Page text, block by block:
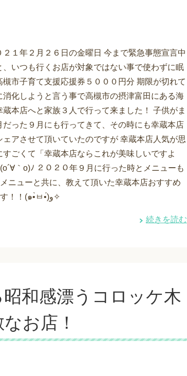
２１年２月２６日の金曜日 今まで緊急事態宣言中
、いつも行くお店が対象ではない事で使わずに眠
槻市子育て支援応援券５０００円分 期限が切れて
消化しようと言う事で高槻市の摂津富田にある海
蔵本店へと家族３人で行って来ました！ 子供がま
だった９月にも行ってきて、その時にも幸蔵本店
ェアさせて頂いていたのですが 幸蔵本店人気が思
すごくて「幸蔵本店ならこれが美味しいですよ
｀o)ﾉ ２０２０年９月に行った時とメニューも
ニューと共に、教えて頂いた幸蔵本店おすすめ
メニュー情報をシェアさせて頂きたいと思います！！(๑•̀ㅂ•́)و✧
続きを読む
和感漂うコロッケ木
お店！